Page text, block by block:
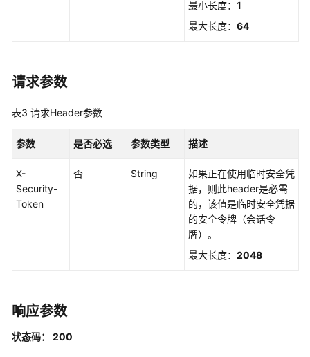
集
管
用
最小长度： 1
最大长度： 64
请求参数
表3 请求Header参数
参数 是否必选 参数类型 描述
X-
Security-
Token
否 String
如果正在使用临时安全凭
据，则此header是必需
的，该值是临时安全凭据
的安全令牌（会话令
牌）。
最大长度： 2048
响应参数
状态码： 200